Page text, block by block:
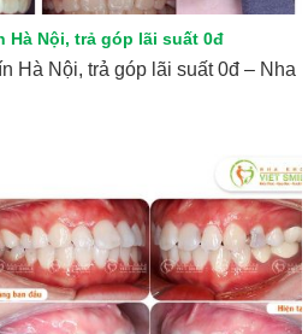
Hà Nội, trả góp lãi suất 0đ
Hà Nội, trả góp lãi suất 0đ – Nha